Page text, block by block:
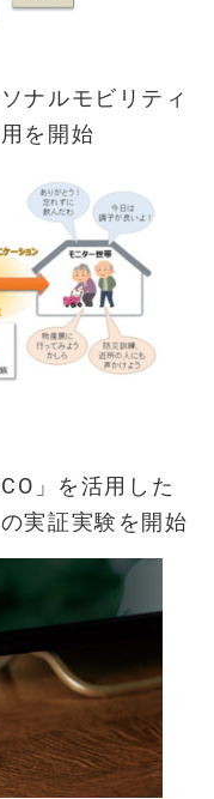
ナルモビリティ
を開始
」を活用した
実証実験を開始